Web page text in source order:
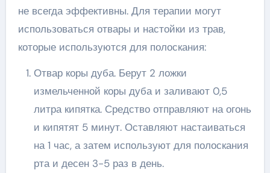
не всегда эффективны. Для терапии могут
использоваться отвары и настойки из трав,
которые используются для полоскания:
Отвар коры дуба. Берут 2 ложки
измельченной коры дуба и заливают 0,5
литра кипятка. Средство отправляют на огонь
и кипятят 5 минут. Оставляют настаиваться
на 1 час, а затем используют для полоскания
рта и десен 3-5 раз в день.